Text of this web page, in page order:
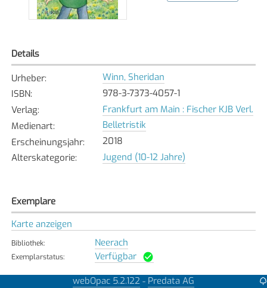
Details
Urheber:
Winn, Sheridan
ISBN:
978-3-7373-4057-1
Verlag:
Frankfurt am Main : Fischer KJB Verl.
Medienart:
Belletristik
Erscheinungsjahr:
2018
Alterskategorie: Jugend (10-12 Jahre)
Exemplare
Karte anzeigen
Bibliothek: Neerach
Exemplarstatus: Verfügbar
Uster
webOpac 5.2.122 - Predata AG